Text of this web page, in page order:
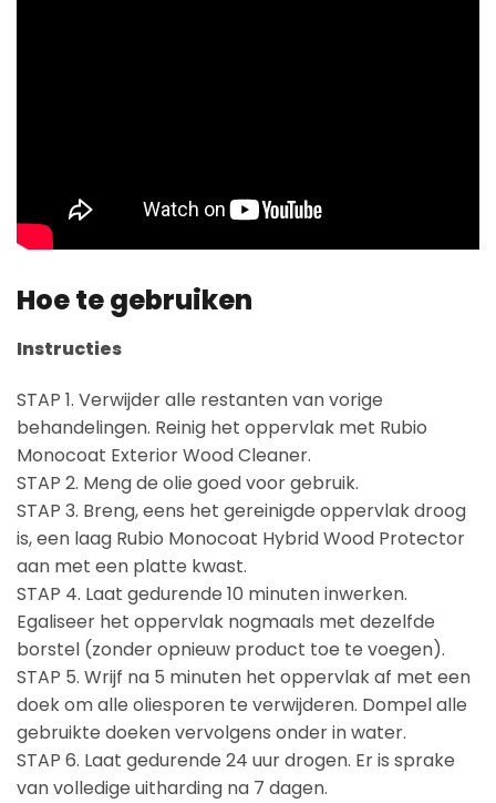
Hoe te gebruiken
Instructies
STAP 1. Verwijder alle restanten van vorige
behandelingen. Reinig het oppervlak met Rubio
Monocoat Exterior Wood Cleaner.
STAP 2. Meng de olie goed voor gebruik.
STAP 3. Breng, eens het gereinigde oppervlak droog
is, een laag Rubio Monocoat Hybrid Wood Protector
aan met een platte kwast.
STAP 4. Laat gedurende 10 minuten inwerken.
Egaliseer het oppervlak nogmaals met dezelfde
borstel (zonder opnieuw product toe te voegen).
STAP 5. Wrijf na 5 minuten het oppervlak af met een
doek om alle oliesporen te verwijderen. Dompel alle
gebruikte doeken vervolgens onder in water.
STAP 6. Laat gedurende 24 uur drogen. Er is sprake
van volledige uitharding na 7 dagen.